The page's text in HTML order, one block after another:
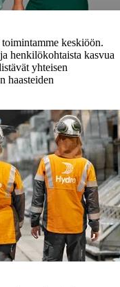
keskiöön.
henkilökohtaista kasvua
yhteisen
haasteiden